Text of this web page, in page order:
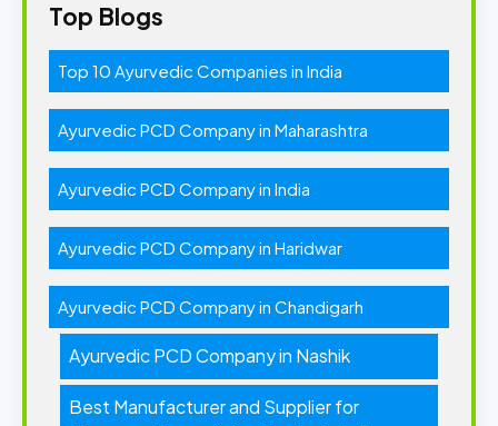
Top Blogs
Top 10 Ayurvedic Companies in India
Ayurvedic PCD Company in Maharashtra
Ayurvedic PCD Company in India
Ayurvedic PCD Company in Haridwar
Ayurvedic PCD Company in Chandigarh
Ayurvedic PCD Company in Nashik
Best Manufacturer and Supplier for